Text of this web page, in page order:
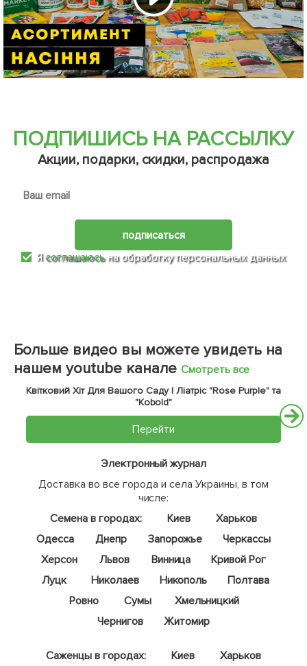
ПОДПИШИСЬ НА РАССЫЛКУ
Акции, подарки, скидки, распродажа
подписаться
Ясоглашаюсьна обработку персональных данных
Больше видео вы можете увидеть на
нашем youtube канале Смотреть все
Квітковий Хіт Для Вашого Саду | Ліатріс "Rose Purple" та
"Kobold"
Перейти
Электронный журнал
Доставка во все города и села Украины, в том
числе:
Семена в городах:
Киев
Харьков
Одесса
Днепр Запорожье
Черкассы
Херсон
Львов Винница
Кривой Рог
Луцк
Николаев Никополь
Полтава
Ровно
Сумы
Хмельницкий
Чернигов
Житомир
Саженцы в городах: Киев
Харьков